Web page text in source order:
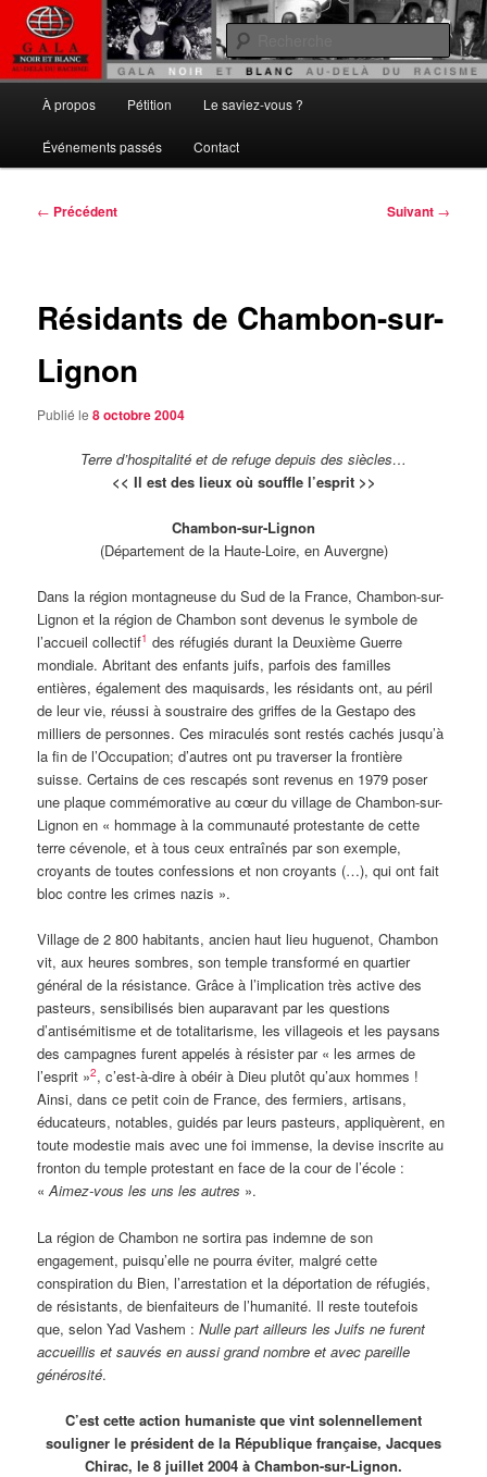
Aller
contenu
principalAu delà du Racisme
Gala noir et blanc
À propos Pétition Le saviez-vous ?
Événements passés Contact
Navigation
← Précédent Suivant →
Résidants de Chambon-sur-
Lignon
Publié le8 octobre 2004
Terre d’hospitalité et de refuge depuis des siècles…
<< Il est des lieux où souffle l’esprit >>
Chambon-sur-Lignon
(Département de la Haute-Loire, en Auvergne)
Dans la région montagneuse du Sud de la France, Chambon-sur-
Lignon et la région de Chambon sont devenus le symbole de
l’accueil collectif1 des réfugiés durant la Deuxième Guerre
mondiale. Abritant des enfants juifs, parfois des familles
entières, également des maquisards, les résidants ont, au péril
de leur vie, réussi à soustraire des griffes de la Gestapo des
milliers de personnes. Ces miraculés sont restés cachés jusqu’à
la fin de l’Occupation; d’autres ont pu traverser la frontière
suisse. Certains de ces rescapés sont revenus en 1979 poser
une plaque commémorative au cœur du village de Chambon-sur-
Lignon en « hommage à la communauté protestante de cette
terre cévenole, et à tous ceux entraînés par son exemple,
croyants de toutes confessions et non croyants (…), qui ont fait
bloc contre les crimes nazis ».
Village de 2 800 habitants, ancien haut lieu huguenot, Chambon
vit, aux heures sombres, son temple transformé en quartier
général de la résistance. Grâce à l’implication très active des
pasteurs, sensibilisés bien auparavant par les questions
d’antisémitisme et de totalitarisme, les villageois et les paysans
des campagnes furent appelés à résister par « les armes de
l’esprit »2, c’est-à-dire à obéir à Dieu plutôt qu’aux hommes !
Ainsi, dans ce petit coin de France, des fermiers, artisans,
éducateurs, notables, guidés par leurs pasteurs, appliquèrent, en
toute modestie mais avec une foi immense, la devise inscrite au
fronton du temple protestant en face de la cour de l’école :
«Aimez-vous les uns les autres ».
La région de Chambon ne sortira pas indemne de son
engagement, puisqu’elle ne pourra éviter, malgré cette
conspiration du Bien, l’arrestation et la déportation de réfugiés,
de résistants, de bienfaiteurs de l’humanité. Il reste toutefois
que, selon Yad Vashem :Nulle part ailleurs les Juifs ne furent
accueillis et sauvés en aussi grand nombre et avec pareille
générosité.
C’est cette action humaniste que vint solennellement
souligner le président de la République française, Jacques
Chirac, le 8 juillet 2004 à Chambon-sur-Lignon.